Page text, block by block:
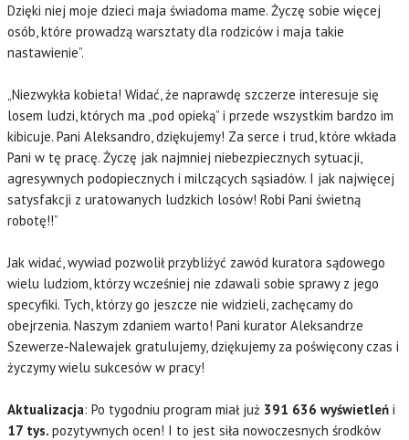
Dzięki niej moje dzieci maja świadoma mame. Życzę sobie więcej
osób, które prowadzą warsztaty dla rodziców i maja takie
nastawienie”.
„Niezwykła kobieta! Widać, że naprawdę szczerze interesuje się
losem ludzi, których ma „pod opieką” i przede wszystkim bardzo im
kibicuje. Pani Aleksandro, dziękujemy! Za serce i trud, które wkłada
Pani w tę pracę. Życzę jak najmniej niebezpiecznych sytuacji,
agresywnych podopiecznych i milczących sąsiadów. I jak najwięcej
satysfakcji z uratowanych ludzkich losów! Robi Pani świetną
robotę!!”
Jak widać, wywiad pozwolił przybliżyć zawód kuratora sądowego
wielu ludziom, którzy wcześniej nie zdawali sobie sprawy z jego
specyfiki. Tych, którzy go jeszcze nie widzieli, zachęcamy do
obejrzenia. Naszym zdaniem warto! Pani kurator Aleksandrze
Szewerze-Nalewajek gratulujemy, dziękujemy za poświęcony czas i
życzymy wielu sukcesów w pracy!
Aktualizacja: Po tygodniu program miał już 391 636 wyświetleń i
17 tys. pozytywnych ocen! I to jest siła nowoczesnych środków